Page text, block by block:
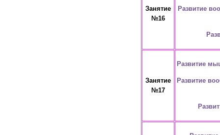
Занятие
№16
Развитие
Занятие
№17
Развитие
Развитие